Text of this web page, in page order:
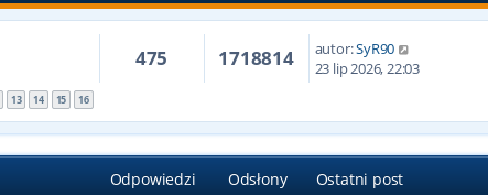
13 14 15 16
475 1718814 autor:SyR90
23 lip 2026, 22:03
Odpowiedzi Odsłony Ostatni post